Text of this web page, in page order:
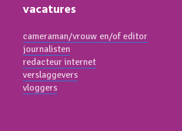
vacatures
cameraman/vrouw en/of editor
journalisten
redacteur internet
verslaggevers
vloggers